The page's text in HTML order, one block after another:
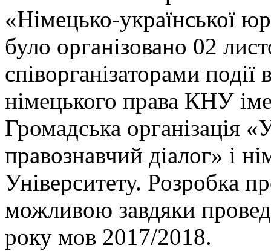
«Німецько-української
було організовано 02
співорганізаторами
німецького права КНУ
Громадська організація
правознавчий діалог» і
Університету. Розробка
можливою завдяки
року мов 2017/2018.